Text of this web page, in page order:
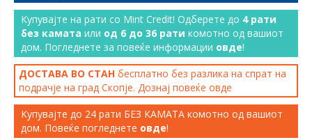
Купувајте на рати со Mint Credit! Одберете до 4 рати
без камата или од 6 до 36 рати комотно од вашиот
дом. Погледнете за повеќе информации овде!
ДОСТАВА ВО СТАН бесплатно без разлика на спрат на
подрачје на град Скопје. Дознај повеќе овде
Купувајте до 24 рати БЕЗ КАМАТА комотно од вашиот
дом. Повеќе погледнете овде!